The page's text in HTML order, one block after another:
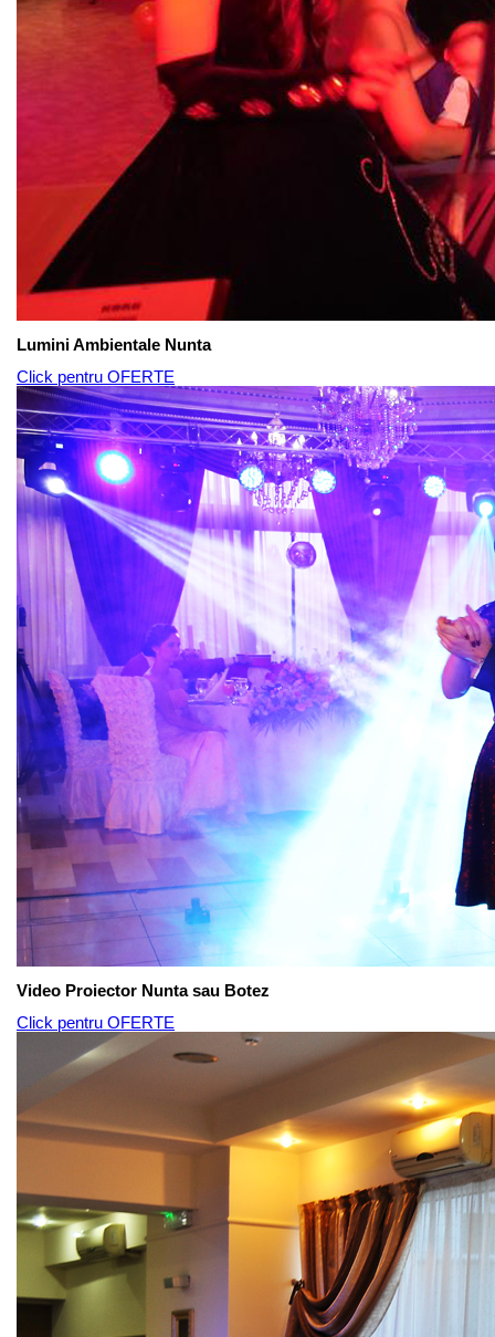
Lumini Ambientale Nunta
Click pentru OFERTE
Video Proiector Nunta sau Botez
Click pentru OFERTE